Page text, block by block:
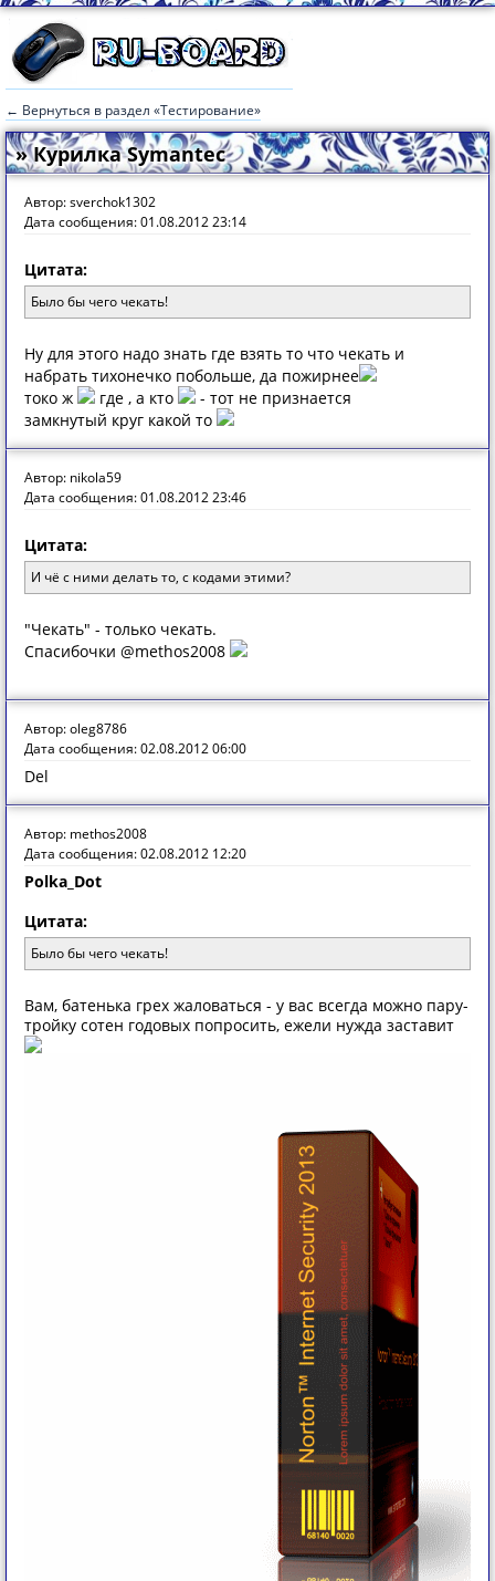
← Вернуться в раздел «Тестирование»
» Курилка Symantec
Автор: sverchok1302
Дата сообщения: 01.08.2012 23:14
Цитата:
Было бы чего чекать!
Ну для этого надо знать где взять то что чекать и
набрать тихонечко побольше, да пожирнее
токо ж
где , а кто
- тот не признается
замкнутый круг какой то
Автор: nikola59
Дата сообщения: 01.08.2012 23:46
Цитата:
И чё с ними делать то, с кодами этими?
"Чекать" - только чекать.
Спасибочки @methos2008
Автор: oleg8786
Дата сообщения: 02.08.2012 06:00
Del
Автор: methos2008
Дата сообщения: 02.08.2012 12:20
Polka_Dot
Цитата:
Было бы чего чекать!
Вам, батенька грех жаловаться - у вас всегда можно пару-
тройку сотен годовых попросить, ежели нужда заставит